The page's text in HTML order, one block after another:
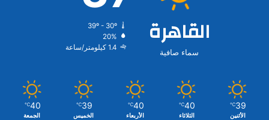
القاهرة
سماء صافية
39º - 30º
20%
1.4 كيلومتر/ساعة
39
℃
الأثنين
40
℃
الثلاثاء
40
℃
الأربعاء
39
℃
الخميس
40
℃
الجمعة